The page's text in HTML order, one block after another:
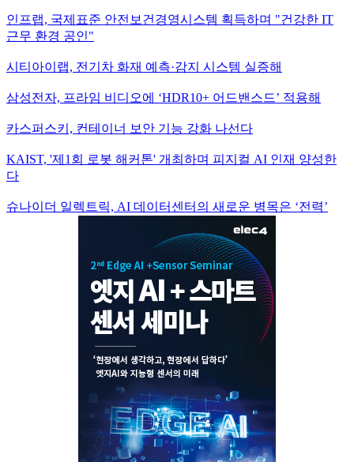
인프랩, 국제표준 안전보건경영시스템 획득하며 "건강한 IT
근무 환경 공인"
시티아이랩, 전기차 화재 예측·감지 시스템 실증해
삼성전자, 프라임 비디오에 ‘HDR10+ 어드밴스드’ 적용해
카스퍼스키, 컨테이너 보안 기능 강화 나선다
KAIST, '제1회 로봇 해커톤' 개최하며 피지컬 AI 인재 양성한
다
슈나이더 일렉트릭, AI 데이터센터의 새로운 병목은 ‘전력’